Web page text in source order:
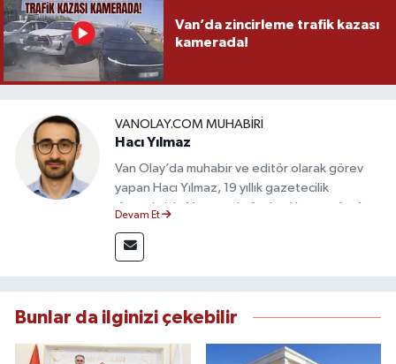
Van’da zincirleme trafik kazası
kamerada!
VANOLAY.COM MUHABIRI
Hacı Yılmaz
Van Olay’da muhabir ve editör olarak görev
yapan Hacı Yılmaz, 19 yıllık gazetecilik
deneyimiyle Van yerel gündemi başta olmak
takip etmektedir. Editoryal sürece katkı sunan
Yılmaz, tarafsızlık, doğruluk ve etik ilkeler
bilgilendirmektedir.
Devam Et
Bunlar da ilginizi çekebilir